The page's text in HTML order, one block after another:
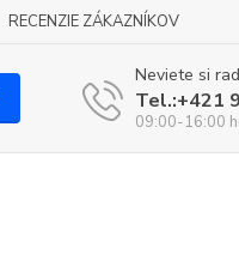
RECENZIE ZÁKAZNÍKOV
Neviete si
Tel.:+421
09:00-16:00